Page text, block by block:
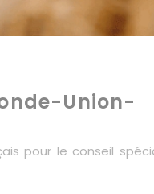
Union-
pour le conseil